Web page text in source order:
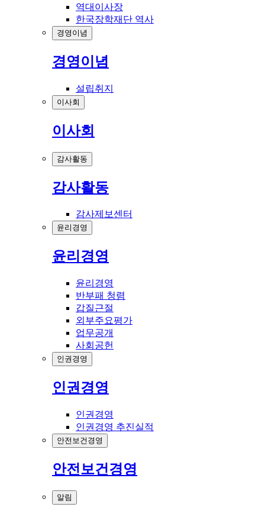
역대이사장
한국장학재단 역사
경영이념
경영이념
설립취지
이사회
이사회
감사활동
감사활동
감사제보센터
윤리경영
윤리경영
윤리경영
반부패 청렴
갑질근절
외부주요평가
업무공개
사회공헌
인권경영
인권경영
인권경영
인권경영 추진실적
안전보건경영
안전보건경영
알림